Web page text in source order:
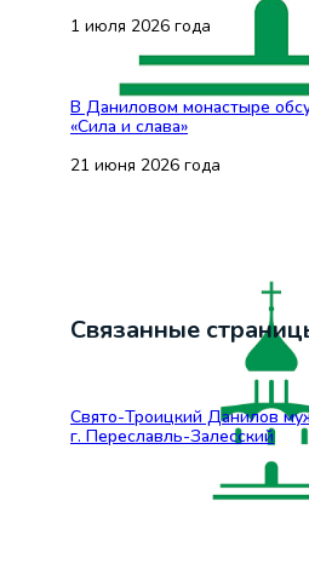
1 июля 2026 года
В Даниловом монастыре
«Сила и слава»
21 июня 2026 года
Связанные
Свято-Троицкий Данилов
г. Переславль-Залесский